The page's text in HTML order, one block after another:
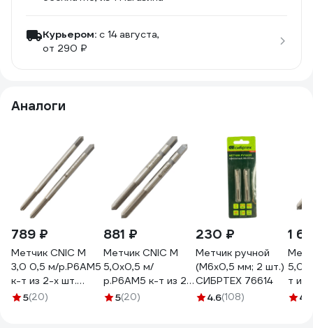
Курьером: c 14 августа,
от 290 ₽
Аналоги
789 ₽
Метчик CNIC М
3,0 0,5 м/р.Р6АМ5
к-т из 2-х шт.
47007
5(20)
881 ₽
Метчик CNIC М
5,0x0,5 м/
р.Р6АМ5 к-т из 2-
х шт. 47022
5(20)
230 ₽
Метчик ручной
(М6х0,5 мм; 2 шт.)
СИБРТЕХ 76614
4.6(108)
1
т из
4